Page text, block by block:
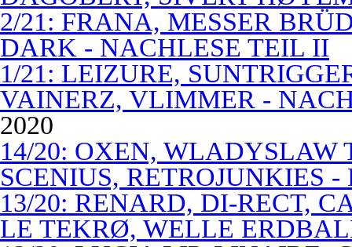
2/21: FRANA, MESSER
DARK - NACHLESE TEIL II
1/21: LEIZURE,
VAINERZ, VLIMMER -
2020
14/20: OXEN, WLADYSLAW
SCENIUS, RETROJUNKIES
13/20: RENARD, DI-RECT,
LE TEKRØ, WELLE